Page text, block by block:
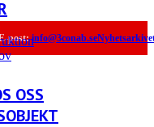
post: info@3conab.se
OSS